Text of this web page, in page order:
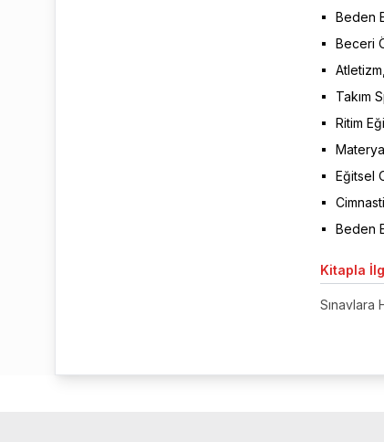
Beden
Beceri
Takım
Ritim
Eğitsel
Beden
Kitapla
Sınavlara